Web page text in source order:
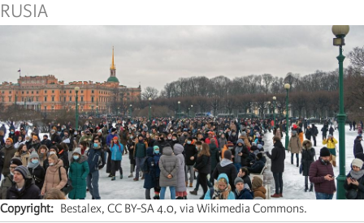
RUSIA
Copyright
Bestalex, CC BY-SA 4.0, via Wikimedia Commons.